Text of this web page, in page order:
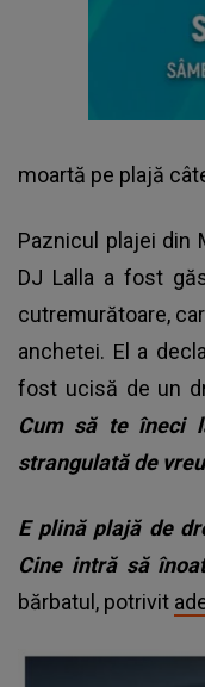
moartă pe plajă
Paznicul plajei din
DJ Lalla a fost
cutremurătoare,
anchetei. El a
fost ucisă de un
Cum să te îneci
strangulată de
E plină plajă de
Cine intră să
bărbatul, potrivit